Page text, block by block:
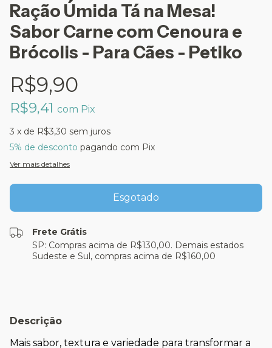
Ração Úmida Tá na Mesa!
Sabor Carne com Cenoura e
Brócolis - Para Cães - Petiko
R$9,90
R$9,41 com Pix
3 x de R$3,30 sem juros
5% de desconto pagando com Pix
Ver mais detalhes
Frete Grátis
SP: Compras acima de R$130,00. Demais estados
Sudeste e Sul, compras acima de R$160,00
Descrição
Mais sabor, textura e variedade para transformar a